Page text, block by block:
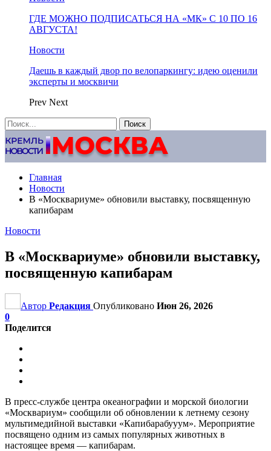
ГДЕ МОЖНО ПОДПИСАТЬСЯ НА «МК» С 10 ПО 16
АВГУСТА!
Новости
Даешь в каждый двор по велопаркингу: идею оценили
эксперты и москвичи
Prev Next
Главная
Новости
В «Москвариуме» обновили выставку, посвященную
капибарам
Новости
В «Москвариуме» обновили выставку,
посвященную капибарам
Автор Редакция Опубликовано Июн 26, 2026
0
Поделится
В пресс-службе центра океанографии и морской биологии
«Москвариум» сообщили об обновлении к летнему сезону
мультимедийной выставки «Капибарабууум». Мероприятие
посвящено одним из самых популярных животных в
настоящее время — капибарам.